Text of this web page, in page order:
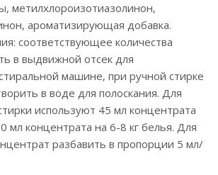
метилхлороизотиазолинон,
ароматизирующая добавка.
соответствующее количества
в выдвижной отсек для
машине, при ручной стирке
в воде для полоскания. Для
используют 45 мл концентрата
мл концентрата на 6-8 кг белья. Для
разбавить в пропорции 5 мл/